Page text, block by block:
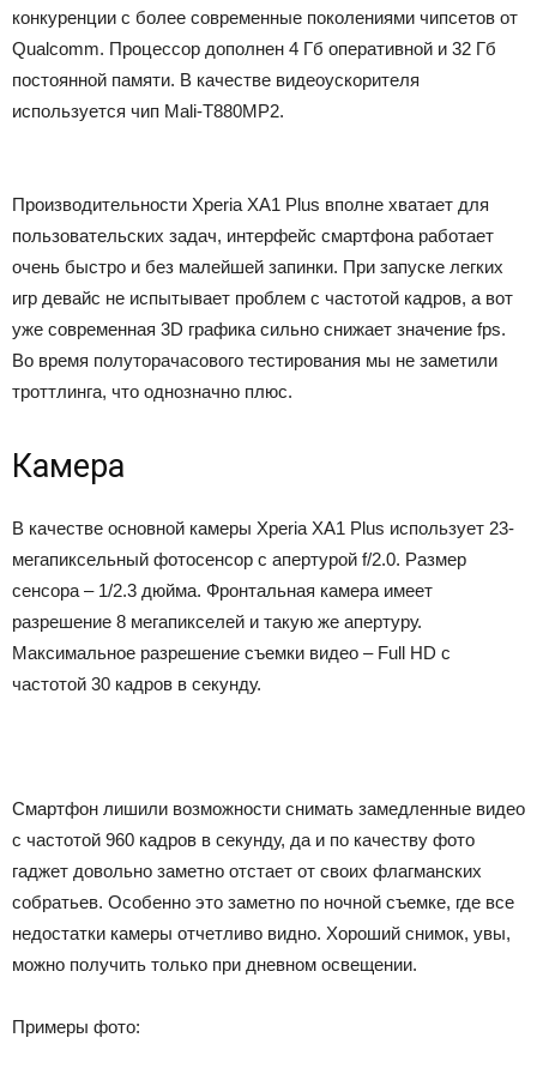
конкуренции с более современные поколениями чипсетов от
Qualcomm. Процессор дополнен 4 Гб оперативной и 32 Гб
постоянной памяти. В качестве видеоускорителя
используется чип Mali-T880MP2.
Производительности Xperia XA1 Plus вполне хватает для
пользовательских задач, интерфейс смартфона работает
очень быстро и без малейшей запинки. При запуске легких
игр девайс не испытывает проблем с частотой кадров, а вот
уже современная 3D графика сильно снижает значение fps.
Во время полуторачасового тестирования мы не заметили
троттлинга, что однозначно плюс.
Камера
В качестве основной камеры Xperia XA1 Plus использует 23-
мегапиксельный фотосенсор с апертурой f/2.0. Размер
сенсора – 1/2.3 дюйма. Фронтальная камера имеет
разрешение 8 мегапикселей и такую же апертуру.
Максимальное разрешение съемки видео – Full HD с
частотой 30 кадров в секунду.
Смартфон лишили возможности снимать замедленные видео
с частотой 960 кадров в секунду, да и по качеству фото
гаджет довольно заметно отстает от своих флагманских
собратьев. Особенно это заметно по ночной съемке, где все
недостатки камеры отчетливо видно. Хороший снимок, увы,
можно получить только при дневном освещении.
Примеры фото: